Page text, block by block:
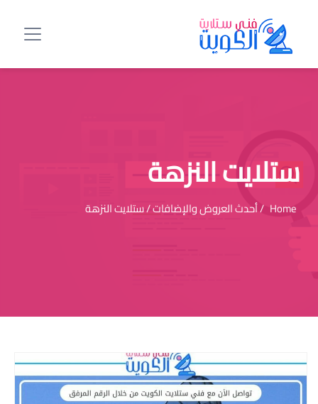
ستلايت النزهة
Home / أحدث العروض والإضافات / ستلايت النزهة